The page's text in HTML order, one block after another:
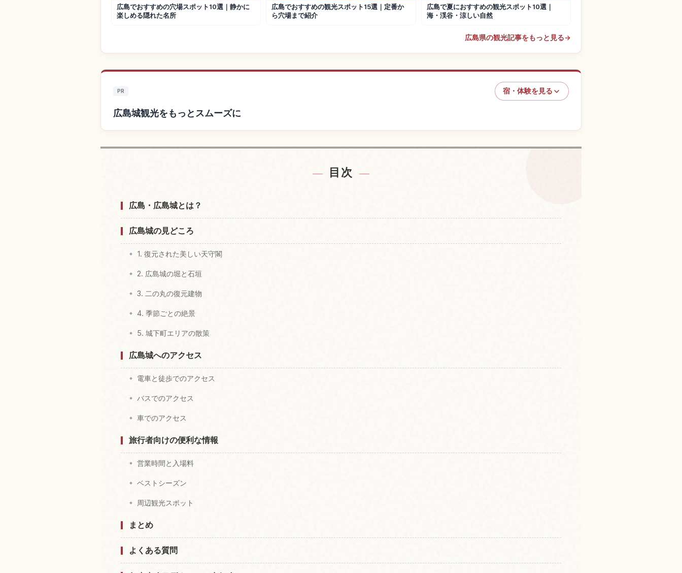
広島でおすすめの穴場スポット10選｜静かに
楽しめる隠れた名所
広島でおすすめの観光スポット15選｜定番か
ら穴場まで紹介
広島で夏におすすめの観光スポット10選｜
海・渓谷・涼しい自然
広島県の観光記事をもっと見る→
PR 宿・体験を見る
広島城観光をもっとスムーズに
目次
広島・広島城とは？
広島城の見どころ
1. 復元された美しい天守閣
2. 広島城の堀と石垣
3. 二の丸の復元建物
4. 季節ごとの絶景
5. 城下町エリアの散策
広島城へのアクセス
電車と徒歩でのアクセス
バスでのアクセス
車でのアクセス
旅行者向けの便利な情報
営業時間と入場料
ベストシーズン
周辺観光スポット
まとめ
よくある質問